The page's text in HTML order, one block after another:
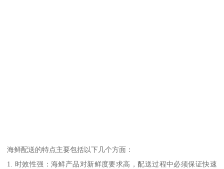
海鲜配送的特点主要包括以下几个方面：
1. 时效性强：海鲜产品对新鲜度要求高，配送过程中必须保证快速